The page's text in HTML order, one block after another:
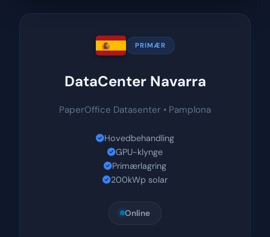
PRIMÆR
DataCenter Navarra
PaperOffice Datasenter • Pamplona
Hovedbehandling
GPU-klynge
Primærlagring
200kWp solar
Online